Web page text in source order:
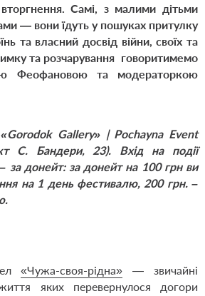
Самі, з малими дітьми
— вони їдуть у пошуках притулку
та власний досвід війни, своїх та
та розчарування говоритимемо
Феофановою та модераторкою
Gallery» | Pochayna Event
С. Бандери, 23). Вхід на події
за донейт: за донейт на 100 грн ви
на 1 день фестивалю, 200 грн. –
«Чужа-своя-рідна» — звичайні
яких перевернулося догори